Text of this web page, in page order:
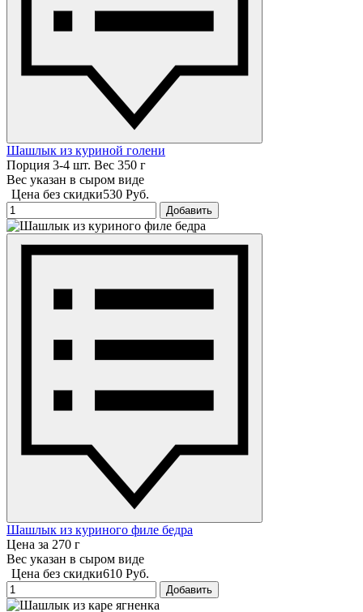
Шашлык из куриной голени
Порция 3-4 шт. Вес 350 г
Вес указан в сыром виде
Цена без скидки530 Руб.
Добавить
Шашлык из куриного филе бедра
Цена за 270 г
Вес указан в сыром виде
Цена без скидки610 Руб.
Добавить